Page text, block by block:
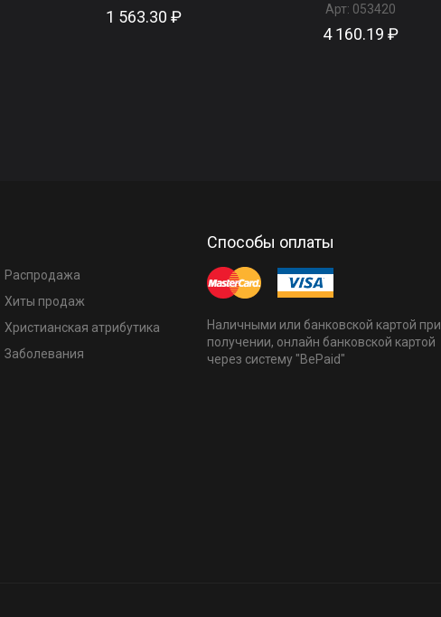
1 563.30 ₽ Арт: 053420
4 160.19 ₽
Распродажа
Хиты продаж
Христианская атрибутика
Заболевания
Способы оплаты
Наличными или банковской картой при
получении, онлайн банковской картой
через систему "BePaid"